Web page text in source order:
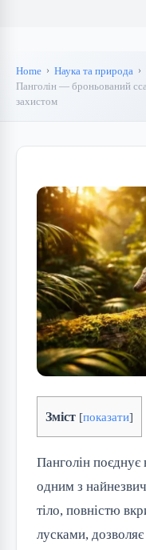
Home
Наука та природа
Панголін — броньований
захистом
Зміст [показати]
Панголін поєднує
одним з
тіло, повністю
лусками,